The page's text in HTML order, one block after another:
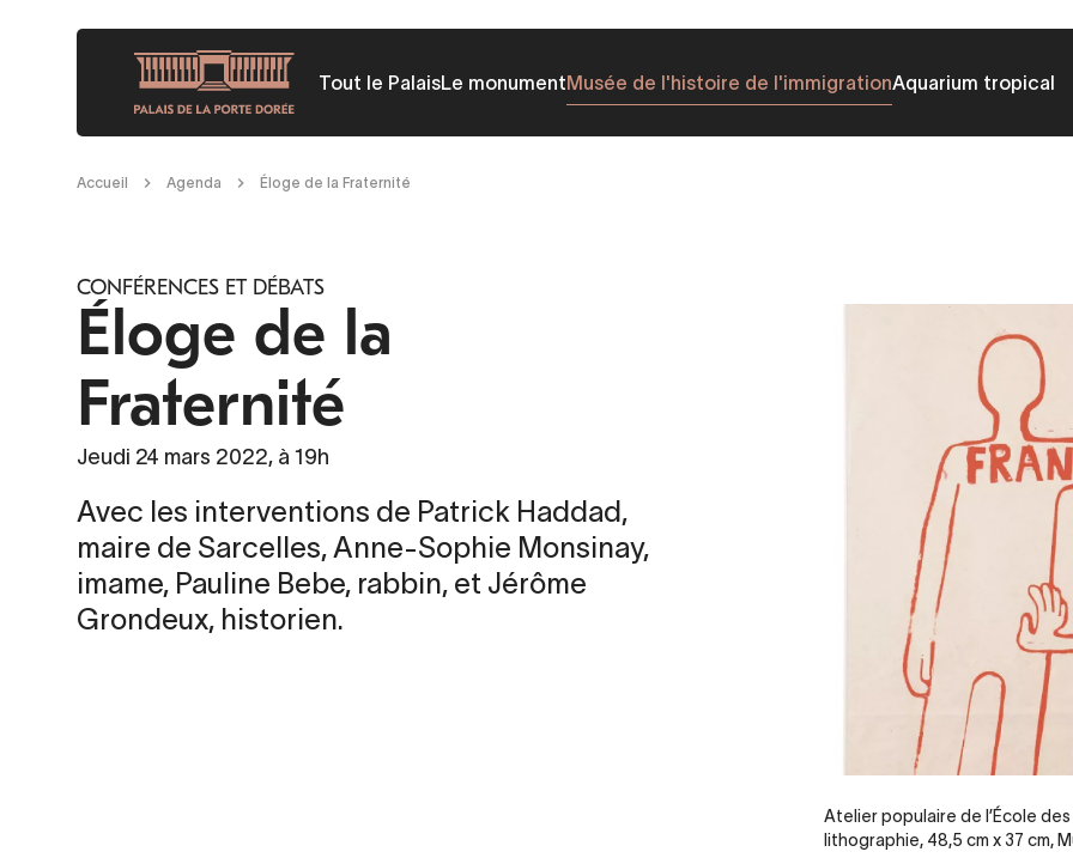
principal
Tout le PalaisLe monumentMusée de l'histoire de l'immigrationAquarium tropical
Fil
Accueil Agenda Éloge de la Fraternité
CONFÉRENCES ET DÉBATS
Éloge de la
Fraternité
Jeudi 24 mars 2022, à 19h
Avec les interventions de Patrick Haddad,
maire de Sarcelles, Anne-Sophie Monsinay,
imame, Pauline Bebe, rabbin, et Jérôme
Grondeux, historien.
Atelier populaire de l’École
lithographie, 48,5 cm x 37 cm,